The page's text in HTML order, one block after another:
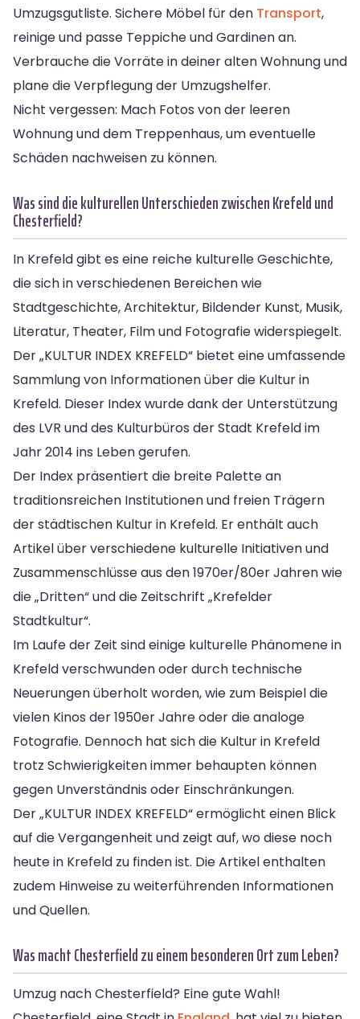
Umzugsgutliste. Sichere Möbel für den Transport,
reinige und passe Teppiche und Gardinen an.
Verbrauche die Vorräte in deiner alten Wohnung und
plane die Verpflegung der Umzugshelfer.
Nicht vergessen: Mach Fotos von der leeren
Wohnung und dem Treppenhaus, um eventuelle
Schäden nachweisen zu können.
Was sind die kulturellen Unterschieden zwischen Krefeld und
Chesterfield?
In Krefeld gibt es eine reiche kulturelle Geschichte,
die sich in verschiedenen Bereichen wie
Stadtgeschichte, Architektur, Bildender Kunst, Musik,
Literatur, Theater, Film und Fotografie widerspiegelt.
Der „KULTUR INDEX KREFELD“ bietet eine umfassende
Sammlung von Informationen über die Kultur in
Krefeld. Dieser Index wurde dank der Unterstützung
des LVR und des Kulturbüros der Stadt Krefeld im
Jahr 2014 ins Leben gerufen.
Der Index präsentiert die breite Palette an
traditionsreichen Institutionen und freien Trägern
der städtischen Kultur in Krefeld. Er enthält auch
Artikel über verschiedene kulturelle Initiativen und
Zusammenschlüsse aus den 1970er/80er Jahren wie
die „Dritten“ und die Zeitschrift „Krefelder
Stadtkultur“.
Im Laufe der Zeit sind einige kulturelle Phänomene in
Krefeld verschwunden oder durch technische
Neuerungen überholt worden, wie zum Beispiel die
vielen Kinos der 1950er Jahre oder die analoge
Fotografie. Dennoch hat sich die Kultur in Krefeld
trotz Schwierigkeiten immer behaupten können
gegen Unverständnis oder Einschränkungen.
Der „KULTUR INDEX KREFELD“ ermöglicht einen Blick
auf die Vergangenheit und zeigt auf, wo diese noch
heute in Krefeld zu finden ist. Die Artikel enthalten
zudem Hinweise zu weiterführenden Informationen
und Quellen.
Was macht Chesterfield zu einem besonderen Ort zum Leben?
Umzug nach Chesterfield? Eine gute Wahl!